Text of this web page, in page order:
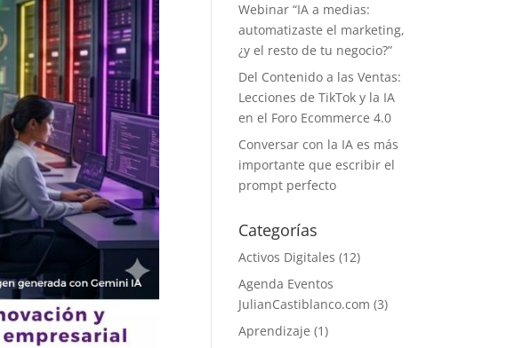
Webinar “IA a medias:
automatizaste el marketing,
¿y el resto de tu negocio?”
Del Contenido a las Ventas:
Lecciones de TikTok y la IA
en el Foro Ecommerce 4.0
Conversar con la IA es más
importante que escribir el
prompt perfecto
Categorías
Activos Digitales (12)
Agenda Eventos
JulianCastiblanco.com (3)
Aprendizaje (1)